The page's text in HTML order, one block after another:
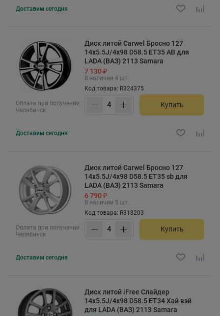
Доставим сегодня
Оплата при получении
Челябинск
Диск литой Carwel Бросно 127
14x5.5J/4x98 D58.5 ET35 AB для
LADA (ВАЗ) 2113 Samara
7 130 ₽
В наличии 4 шт.
Код товара: R324375
Купить
Доставим сегодня
Оплата при получении
Челябинск
Диск литой Carwel Бросно 127
14x5.5J/4x98 D58.5 ET35 sb для
LADA (ВАЗ) 2113 Samara
6 790 ₽
В наличии 5 шт.
Код товара: R318203
Купить
Доставим сегодня
Диск литой iFree Слайдер
14x5.5J/4x98 D58.5 ET34 Хай вэй
для LADA (ВАЗ) 2113 Samara